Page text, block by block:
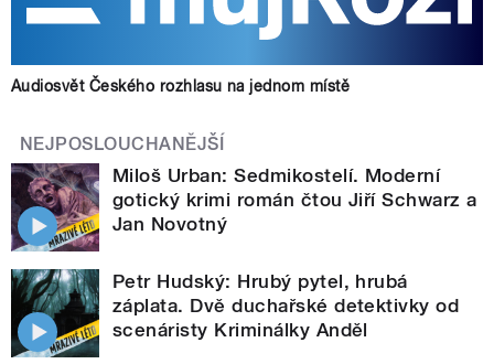
Audiosvět Českého rozhlasu na jednom místě
NEJPOSLOUCHANĚJŠÍ
Miloš Urban: Sedmikostelí. Moderní
gotický krimi román čtou Jiří Schwarz a
Jan Novotný
Petr Hudský: Hrubý pytel, hrubá
záplata. Dvě duchařské detektivky od
scenáristy Kriminálky Anděl